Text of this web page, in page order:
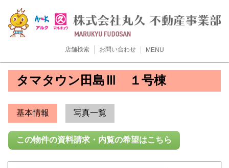
店舗検索 お問い合わせ MENU
タマタウン田島Ⅲ １号棟
基本情報 写真一覧
この物件の資料請求・内覧の希望はこちら